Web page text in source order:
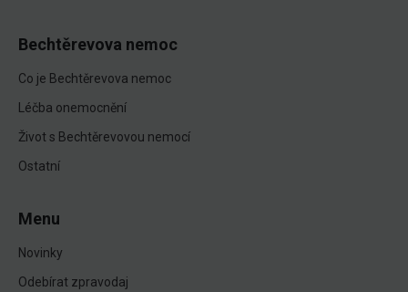
Bechtěrevova nemoc
Co je Bechtěrevova nemoc
Léčba onemocnění
Život s Bechtěrevovou nemocí
Ostatní
Menu
Novinky
Odebírat zpravodaj